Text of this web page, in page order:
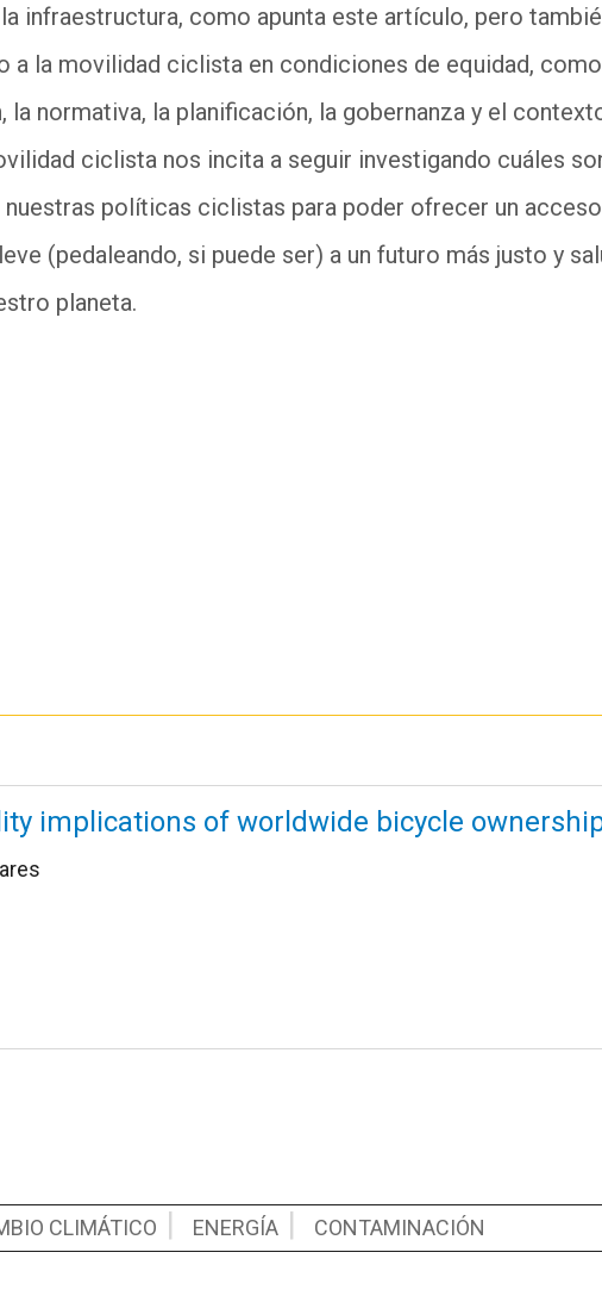
infraestructura, como apunta este artículo, pero
a la movilidad ciclista en condiciones de equidad,
la normativa, la planificación, la gobernanza y el
ciclista nos incita a seguir investigando cuáles
políticas ciclistas para poder ofrecer un
(pedaleando, si puede ser) a un futuro más justo y
planeta.
implications of worldwide bicycle
CLIMÁTICO ENERGÍA CONTAMINACIÓN